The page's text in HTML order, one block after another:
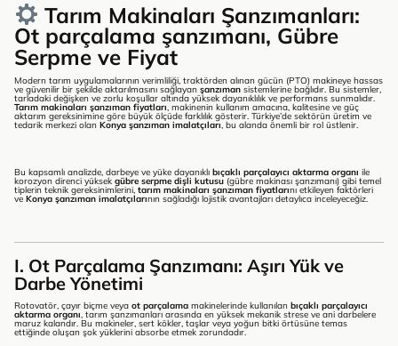
Tarım Makinaları Şanzımanları:
Ot parçalama şanzımanı, Gübre
Serpme ve Fiyat
Modern tarım uygulamalarının verimliliği, traktörden alınan gücün (PTO) makineye hassas
ve güvenilir bir şekilde aktarılmasını sağlayan şanzıman sistemlerine bağlıdır. Bu sistemler,
tarladaki değişken ve zorlu koşullar altında yüksek dayanıklılık ve performans sunmalıdır.
Tarım makinaları şanzıman fiyatları, makinenin kullanım amacına, kalitesine ve güç
aktarım gereksinimine göre büyük ölçüde farklılık gösterir. Türkiye’de sektörün üretim ve
tedarik merkezi olan Konya şanzıman imalatçıları, bu alanda önemli bir rol üstlenir.
Bu kapsamlı analizde, darbeye ve yüke dayanıklı bıçaklı parçalayıcı aktarma organı ile
korozyon direnci yüksek gübre serpme dişli kutusu (gübre makinası şanzımanı) gibi temel
tiplerin teknik gereksinimlerini, tarım makinaları şanzıman fiyatlarını etkileyen faktörleri
ve Konya şanzıman imalatçılarının sağladığı lojistik avantajları detaylıca inceleyeceğiz.
I. Ot Parçalama Şanzımanı: Aşırı Yük ve
Darbe Yönetimi
Rotovatör, çayır biçme veya ot parçalama makinelerinde kullanılan bıçaklı parçalayıcı
aktarma organı, tarım şanzımanları arasında en yüksek mekanik strese ve ani darbelere
maruz kalandır. Bu makineler, sert kökler, taşlar veya yoğun bitki örtüsüne temas
ettiğinde oluşan şok yüklerini absorbe etmek zorundadır.